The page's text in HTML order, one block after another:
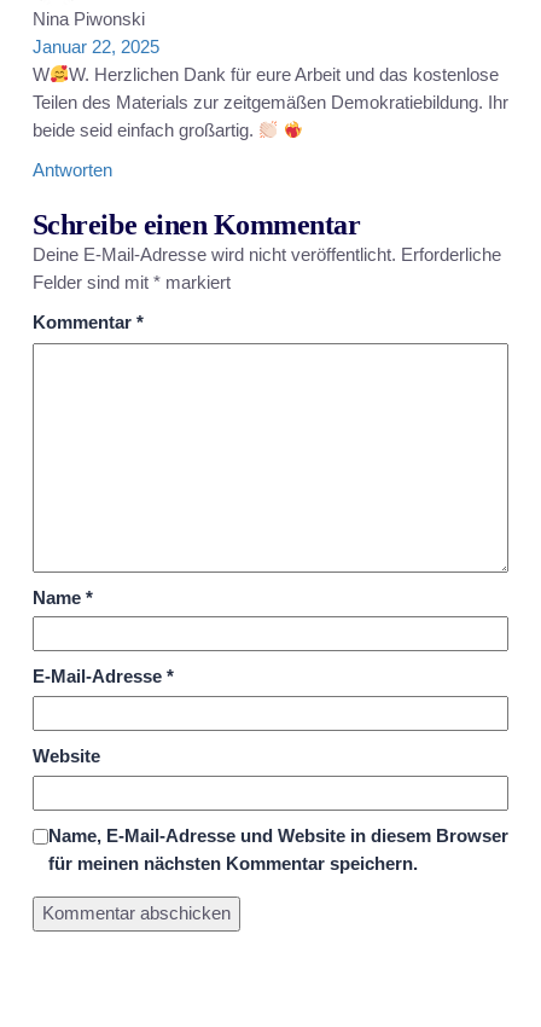
Nina Piwonski
Januar 22, 2025
W
W. Herzlichen Dank für eure Arbeit und das kostenlose
Teilen des Materials zur zeitgemäßen Demokratiebildung. Ihr
beide seid einfach großartig.
Antworten
Schreibe einen Kommentar
Deine E-Mail-Adresse wird nicht veröffentlicht. Erforderliche
Felder sind mit *markiert
Kommentar *
Name *
E-Mail-Adresse *
Website
Name, E-Mail-Adresse und Website in diesem Browser
für meinen nächsten Kommentar speichern.